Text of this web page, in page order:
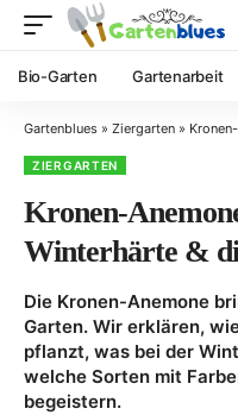
Bio-Garten Gartenarbeit
Gartenblues » Ziergarten » Kronen-
ZIERGARTEN
Kronen-
Winterhärte &
Die Kronen-Anemone
Garten. Wir erklären,
pflanzt, was bei der
welche Sorten mit
begeistern.